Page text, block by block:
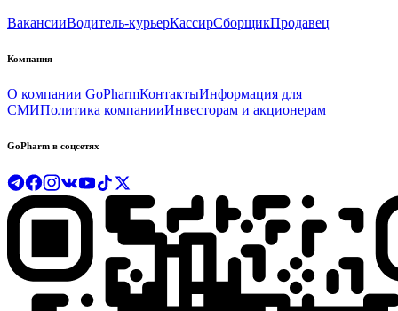
ВакансииВодитель-курьерКассирСборщикПродавец
Компания
О компании GoPharmКонтактыИнформация для
СМИПолитика компанииИнвесторам и акционерам
GoPharm в соцсетях